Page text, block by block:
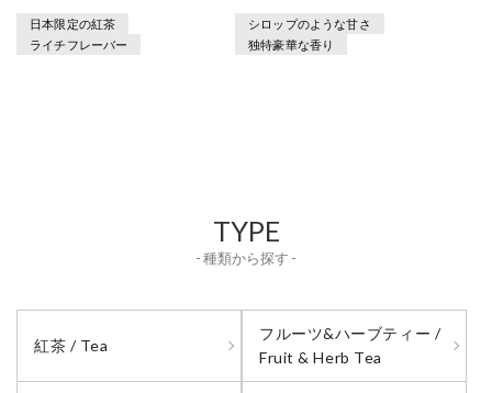
日本限定の紅茶
ライチフレーバー
シロップのような甘さ
独特豪華な香り
TYPE
- 種類から探す -
紅茶 / Tea
フルーツ&ハーブティー /
Fruit & Herb Tea